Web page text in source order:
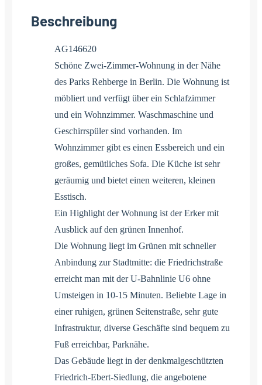
Beschreibung
AG146620
Schöne Zwei-Zimmer-Wohnung in der Nähe
des Parks Rehberge in Berlin. Die Wohnung ist
möbliert und verfügt über ein Schlafzimmer
und ein Wohnzimmer. Waschmaschine und
Geschirrspüler sind vorhanden. Im
Wohnzimmer gibt es einen Essbereich und ein
großes, gemütliches Sofa. Die Küche ist sehr
geräumig und bietet einen weiteren, kleinen
Esstisch.
Ein Highlight der Wohnung ist der Erker mit
Ausblick auf den grünen Innenhof.
Die Wohnung liegt im Grünen mit schneller
Anbindung zur Stadtmitte: die Friedrichstraße
erreicht man mit der U-Bahnlinie U6 ohne
Umsteigen in 10-15 Minuten. Beliebte Lage in
einer ruhigen, grünen Seitenstraße, sehr gute
Infrastruktur, diverse Geschäfte sind bequem zu
Fuß erreichbar, Parknähe.
Das Gebäude liegt in der denkmalgeschützten
Friedrich-Ebert-Siedlung, die angebotene